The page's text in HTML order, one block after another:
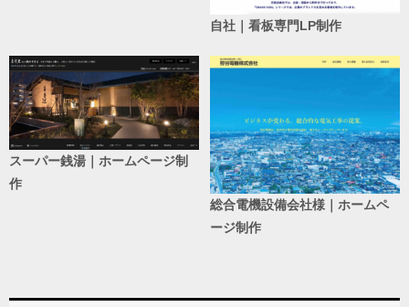
自社｜看板専門LP制作
スーパー銭湯｜ホームページ制
作
総合電機設備会社様｜ホームペ
ージ制作